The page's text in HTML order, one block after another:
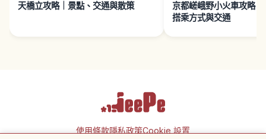
天橋立攻略｜景點、交通與散策
京都嵯峨野小火車攻略
搭乘方式與交通
使用條款隱私政策Cookie 設置